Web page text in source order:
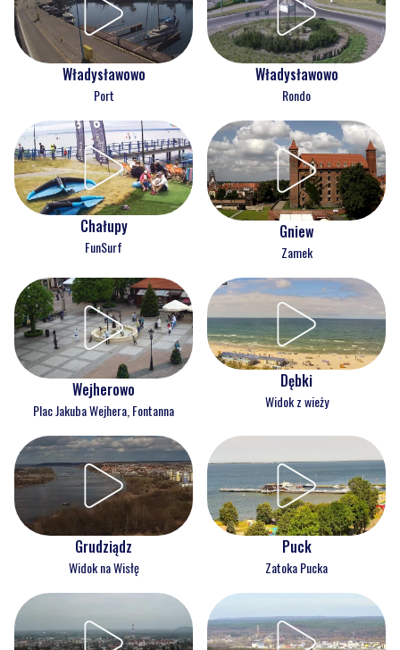
Władysławowo
Port
Władysławowo
Rondo
Chałupy
FunSurf
Gniew
Zamek
Wejherowo
Plac Jakuba Wejhera, Fontanna
Dębki
Widok z wieży
Grudziądz
Widok na Wisłę
Puck
Zatoka Pucka